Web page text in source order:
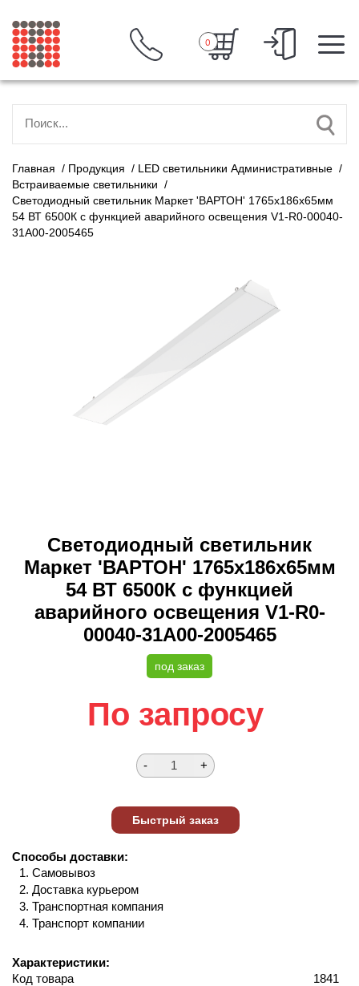
0
Главная / Продукция / LED светильники Административные /
Встраиваемые светильники /
Светодиодный светильник Маркет 'ВАРТОН' 1765х186х65мм
54 ВТ 6500К с функцией аварийного освещения V1-R0-00040-
31A00-2005465
Светодиодный светильник
Маркет 'ВАРТОН' 1765х186х65мм
54 ВТ 6500К с функцией
аварийного освещения V1-R0-
00040-31A00-2005465
под заказ
По запросу
Способы доставки:
Самовывоз
Доставка курьером
Транспортная компания
Транспорт компании
Характеристики:
Код товара
1841